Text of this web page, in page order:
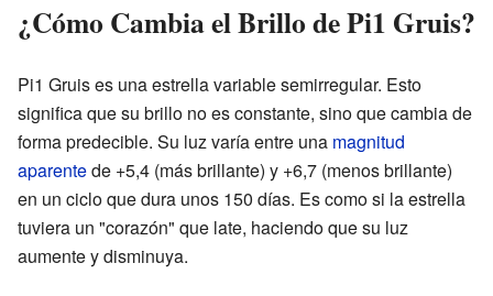
¿Cómo Cambia el Brillo de Pi1 Gruis?
Pi1 Gruis es una estrella variable semirregular. Esto
significa que su brillo no es constante, sino que cambia de
forma predecible. Su luz varía entre una magnitud
aparentede +5,4 (más brillante) y +6,7 (menos brillante)
en un ciclo que dura unos 150 días. Es como si la estrella
tuviera un "corazón" que late, haciendo que su luz
aumente y disminuya.